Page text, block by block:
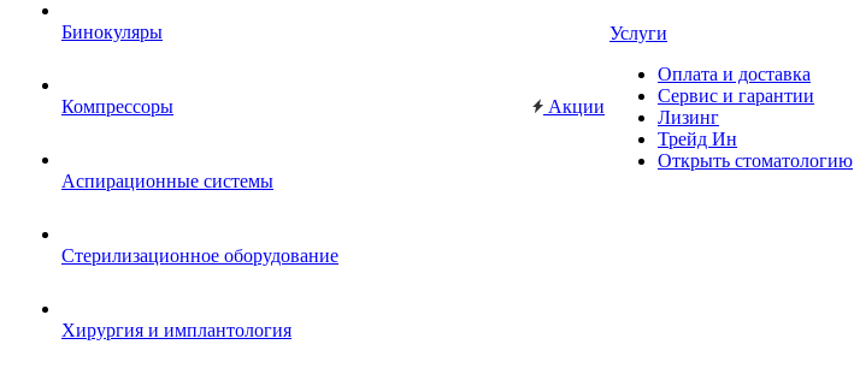
Бинокуляры
Компрессоры
Аспирационные системы
Стерилизационное оборудование
Хирургия и имплантология
Акции
Услуги
Оплата и доставка
Сервис и гарантии
Лизинг
Трейд Ин
Открыть стоматологию